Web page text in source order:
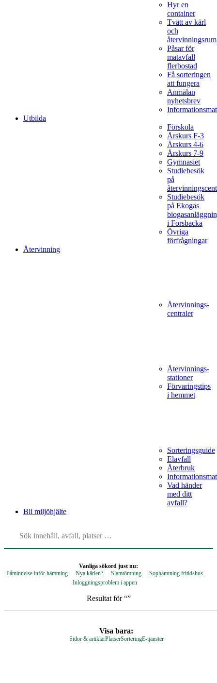
Hyr en
container
Tvätt av kärl
och
återvinningsrum
Påsar för
matavfall
flerbostad
Få sorteringen
att fungera
Anmälan
nyhetsbrev
Utbilda
Förskola
Årskurs F-3
Årskurs 4-6
Årskurs 7-9
Gymnasiet
Studiebesök
på
Studiebesök
på Ekogas
i Forsbacka
Övriga
förfrågningar
Återvinning
Återvinnings­
centraler
Återvinnings­
stationer
Förvaringstips
i hemmet
Sorteringsguide
Elavfall
Återbruk
Vad händer
med ditt
avfall?
Bli miljöhjälte
Vanliga sökord just nu:
Påminnelse inför hämtning
Nya kärlen? Slamtömning
Sophämtning fritidshus
Inloggningsproblem i appen
Resultat för “”
Visa bara:
Sidor & artiklarPlatserSorteringE-tjänster